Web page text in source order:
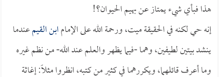
هذا فبأي شيء يمتاز عن بهيم الحيوان؟!
إنه حي لكنه في الحقيقة ميت، ورحمة الله على الإمامابن القيمعندما
ينشد بيتين لطيفين، وهما -فيما يظهر والعلم عند الله- من نظم غيره
وما أعرف قائلهما، ويكررهما في كثير من كتبه، انظروا مثلاً: إغاثة